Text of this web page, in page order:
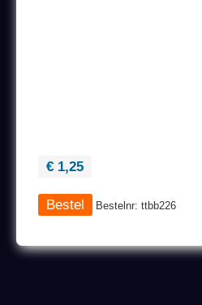
€ 1,25
Bestelnr: ttbb226